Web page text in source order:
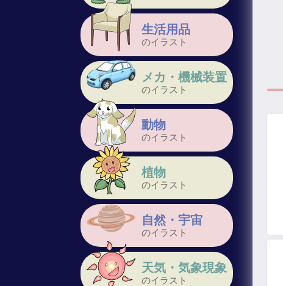
生活用品
のイラスト
メカ・機械装置
のイラスト
動物
のイラスト
植物
のイラスト
自然・宇宙
のイラスト
天気・気象現象
のイラスト